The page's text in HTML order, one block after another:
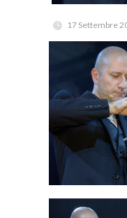
17 Settembre